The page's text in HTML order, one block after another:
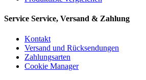
Service Service, Versand & Zahlung
Kontakt
Versand und Rücksendungen
Zahlungsarten
Cookie Manager